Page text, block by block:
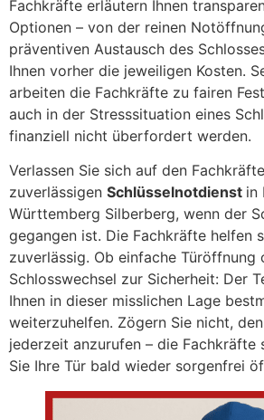
Fachkräfte erläutern Ihnen
Optionen – von der reinen
präventiven Austausch des
Ihnen vorher die jeweiligen Kosten.
arbeiten die Fachkräfte zu fairen
auch in der Stresssituation eines
finanziell nicht überfordert werden.
Verlassen Sie sich auf den
zuverlässigen Schlüsselnotdienst in
Württemberg Silberberg, wenn der
gegangen ist. Die Fachkräfte helfen
zuverlässig. Ob einfache Türöffnung
Schlosswechsel zur Sicherheit: Der
Ihnen in dieser misslichen Lage
weiterzuhelfen. Zögern Sie nicht,
jederzeit anzurufen – die Fachkräfte
Sie Ihre Tür bald wieder sorgenfrei